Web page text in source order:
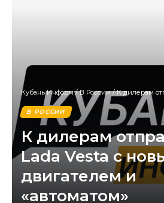
Кубань Информ/В России/К дилерам отправили
В РОССИИ
К дилерам
Lada Vesta с
двигателем и
«автоматом»